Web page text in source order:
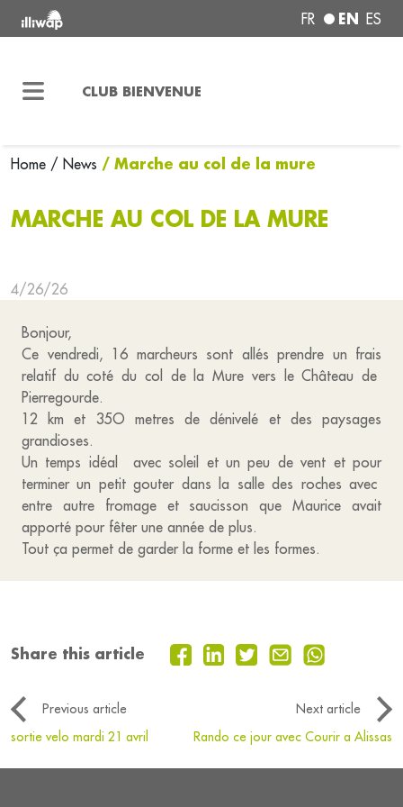
FR EN ES
CLUB BIENVENUE
Home / News / Marche au col de la mure
MARCHE AU COL DE LA MURE
4/26/26
Bonjour,
Ce vendredi, 16 marcheurs sont allés prendre un frais
relatif du coté du col de la Mure vers le Château de
Pierregourde.
12 km et 35O metres de dénivelé et des paysages
grandioses.
Un temps idéal avec soleil et un peu de vent et pour
terminer un petit gouter dans la salle des roches avec
entre autre fromage et saucisson que Maurice avait
apporté pour fêter une année de plus.
Tout ça permet de garder la forme et les formes.
Share this article
Previous article
Next article
sortie velo mardi 21 avril
Rando ce jour avec Courir a Alissas